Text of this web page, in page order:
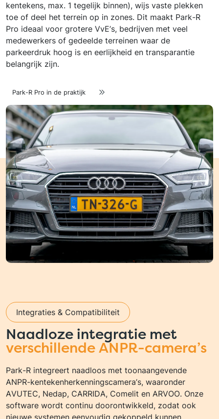
kentekens, max. 1 tegelijk binnen), wijs vaste plekken
toe of deel het terrein op in zones. Dit maakt Park-R
Pro ideaal voor grotere VvE’s, bedrijven met veel
medewerkers of gedeelde terreinen waar de
parkeerdruk hoog is en eerlijkheid en transparantie
belangrijk zijn.
Park-R Pro in de praktijk
Integraties & Compatibiliteit
Naadloze integratie met
verschillende ANPR-camera’s
Park-R integreert naadloos met toonaangevende
ANPR-kentekenherkenningscamera’s, waaronder
AVUTEC, Nedap, CARRIDA, Comelit en ARVOO. Onze
software wordt continu doorontwikkeld, zodat ook